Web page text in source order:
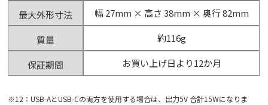
最大外形寸法 幅 27mm × 高さ 38mm × 奥行 82mm
質量 約116g
保証期間 お買い上げ日より12か月
※12：USB-AとUSB-Cの両方を使用する場合は、出力5V 合計15Wになりま